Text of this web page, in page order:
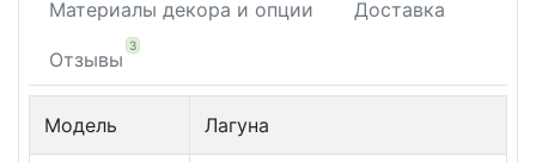
Материалы декора и опции Доставка
Отзывы
3
Модель Лагуна